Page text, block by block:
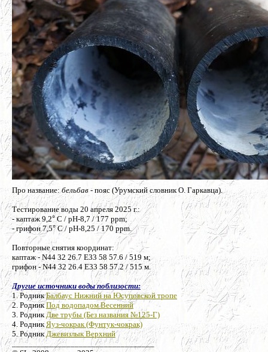
Про название:бельбав - пояс (Урумский словник О. Гаркавца).
Тестирование воды 20 апреля 2025 г.:
- каптаж 9,2°С / pH-8,7 / 177 ppm;
- грифон 7,5°С / pH-8,25 / 170 ppm.
Повторные снятия координат:
каптаж -N44 32 26.7 E33 58 57.6 / 519 м;
грифон - N44 32 26.4 E33 58 57.2 / 515 м.
Другие источники воды поблизости:
1. РодникБалбаус Нижний на Юсуповской тропе
2. РодникПод водопадом Весенний
3. РодникДве трубы (Без названия №125-Г)
4. РодникЯуз-чокрак (Фунтук-чокрак)
5. РодникДжевизлык Верхний
__________________________________